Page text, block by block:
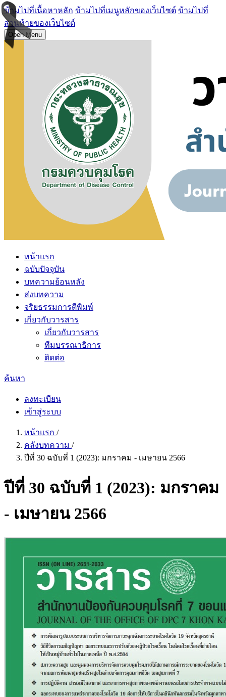
ข้ามไปที่เนื้อหาหลัก ข้ามไปที่เมนูหลักของเว็บไซต์ ข้ามไปที่
ส่วนท้ายของเว็บไซต์
Open Menu
หน้าแรก
ฉบับปัจจุบัน
บทความย้อนหลัง
ส่งบทความ
จริยธรรมการตีพิมพ์
เกี่ยวกับวารสาร
เกี่ยวกับวารสาร
ทีมบรรณาธิการ
ติดต่อ
ค้นหา
ลงทะเบียน
เข้าสู่ระบบ
หน้าแรก /
คลังบทความ /
ปีที่ 30 ฉบับที่ 1 (2023): มกราคม - เมษายน 2566
ปีที่ 30 ฉบับที่ 1 (2023): มกราคม
- เมษายน 2566